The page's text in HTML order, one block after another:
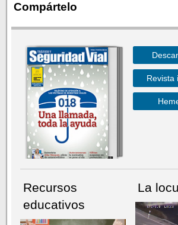
Compártelo
Revista
Recursos
educativos
La